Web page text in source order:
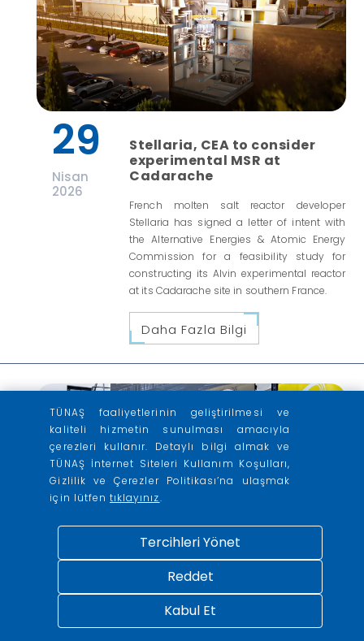
TÜNAŞ faaliyetlerinin geliştirilmesi ve
kaliteli hizmetin sunulması amacıyla
çerezleri kullanır. Detaylı bilgi almak ve
TÜNAŞ İnternet Siteleri Kullanım Koşulları,
Gizlilik ve Çerezler Politikası’na ulaşmak
için lütfentıklayınız.
Tercihleri Yönet
Reddet
Kabul Et
29
Nisan
2026
Stellaria, CEA to consider
experimental MSR at
Cadarache
French molten salt reactor developer
Stellaria has signed a letter of intent with
the Alternative Energies & Atomic Energy
Commission for a feasibility study for
constructing its Alvin experimental reactor
at its Cadarache site in southern France.
Daha Fazla Bilgi
28
Nisan
French nuclear supply chain
boosting capacity